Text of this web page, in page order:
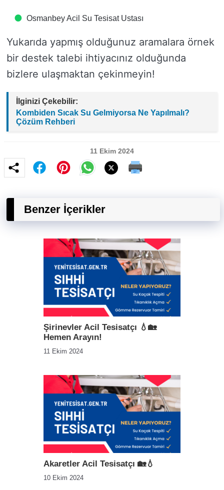
Osmanbey Acil Su Tesisat Ustası
Yukarıda yapmış olduğunuz aramalara örnek
bir destek talebi ihtiyacınız olduğunda
bizlere ulaşmaktan çekinmeyin!
İlginizi Çekebilir:
Kombiden Sıcak Su Gelmiyorsa Ne Yapılmalı?
Çözüm Rehberi
11 Ekim 2024
Benzer İçerikler
Şirinevler Acil Tesisatçı 💧🏡
Hemen Arayın!
11 Ekim 2024
Akaretler Acil Tesisatçı 🏡💧
10 Ekim 2024